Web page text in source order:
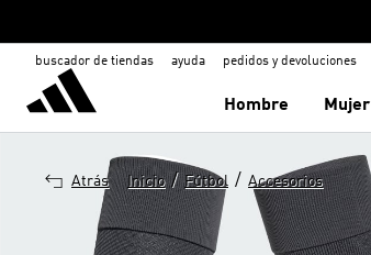
buscador de tiendas ayuda pedidos y devoluciones
Hombre Mujer
Atrás Inicio / Fútbol / Accesorios